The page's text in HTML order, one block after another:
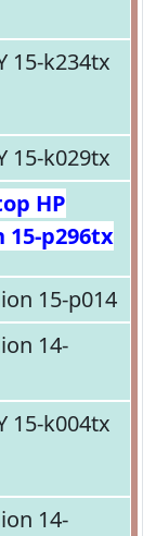
15-k234tx
15-k029tx
HP
15-p296tx
15-p014
14-
15-k004tx
14-